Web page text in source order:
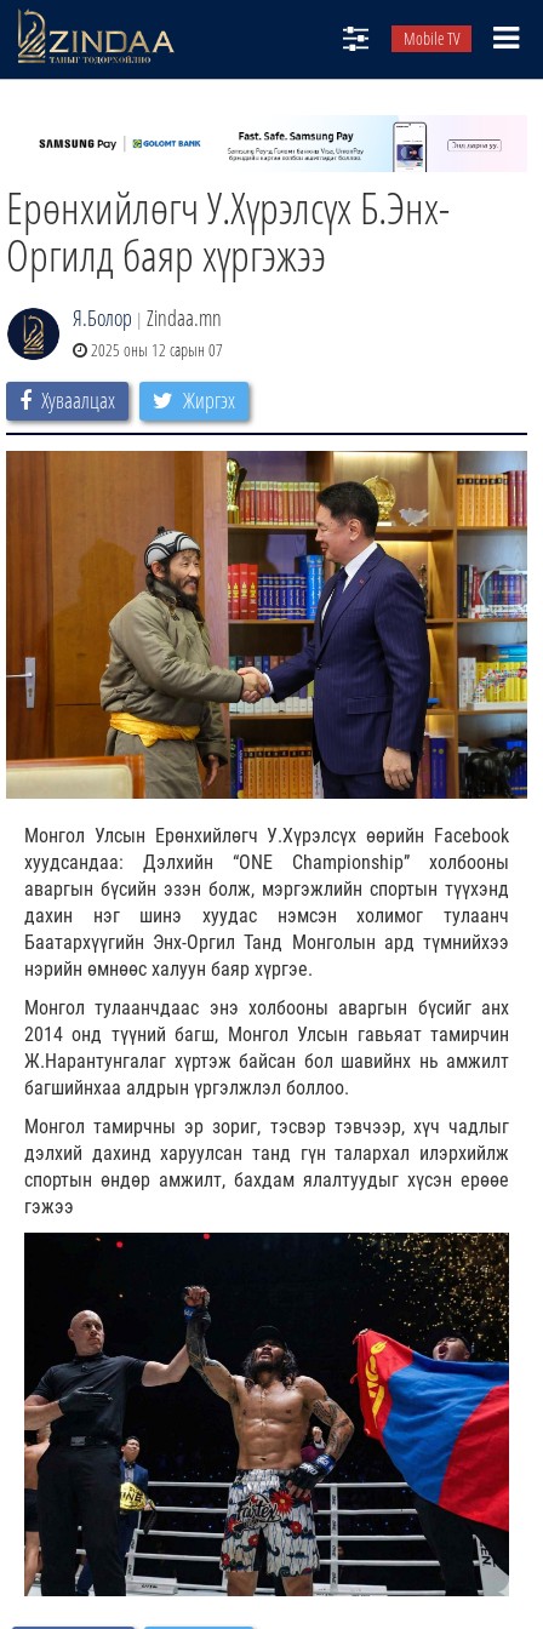
Mobile TV
ТВ8
ӨГЛӨӨНИЙ СОНИН
АУДИО ЗОХИОЛ
ЗИНДАА СЭТГҮҮЛ
Ерөнхийлөгч У.Хүрэлсүх Б.Энх-
Оргилд баяр хүргэжээ
Я.Болор | Zindaa.mn
2025 оны 12 сарын 07
Хуваалцах Жиргэх
Монгол Улсын Ерөнхийлөгч У.Хүрэлсүх өөрийн Facebook
хуудсандаа: Дэлхийн “ONE Championship” холбооны
аваргын бүсийн эзэн болж, мэргэжлийн спортын түүхэнд
дахин нэг шинэ хуудас нэмсэн холимог тулаанч
Баатархүүгийн Энх-Оргил Танд Монголын ард түмнийхээ
нэрийн өмнөөс халуун баяр хүргэе.
Монгол тулаанчдаас энэ холбооны аваргын бүсийг анх
2014 онд түүний багш, Монгол Улсын гавьяат тамирчин
Ж.Нарантунгалаг хүртэж байсан бол шавийнх нь амжилт
багшийнхаа алдрын үргэлжлэл боллоо.
Монгол тамирчны эр зориг, тэсвэр тэвчээр, хүч чадлыг
дэлхий дахинд харуулсан танд гүн талархал илэрхийлж
спортын өндөр амжилт, бахдам ялалтуудыг хүсэн ерөөе
гэжээ